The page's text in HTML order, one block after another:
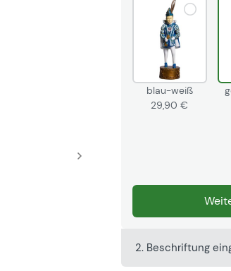
blau-weiß
29,90 €
2. Beschriftung